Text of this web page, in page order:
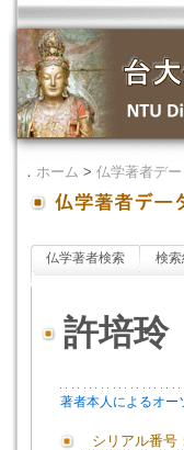
． ホーム > 仏学著者デ
仏学著者検索 検
許培玲
著者本人によるオー
シリアル番号